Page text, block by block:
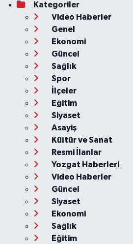
Kategoriler
Video Haberler
Genel
Ekonomi
Güncel
Sağlık
Spor
İlçeler
Eğitim
Siyaset
Asayiş
Kültür ve Sanat
Resmi İlanlar
Yozgat Haberleri
Video Haberler
Güncel
Siyaset
Ekonomi
Sağlık
Eğitim